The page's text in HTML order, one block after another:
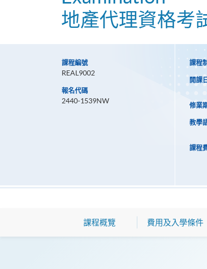
地產代理資格考
課程編號
REAL9002
報名代碼
2440-1539NW
課程
開課
修業
教學
課程
課程概覽 費用及入學條件